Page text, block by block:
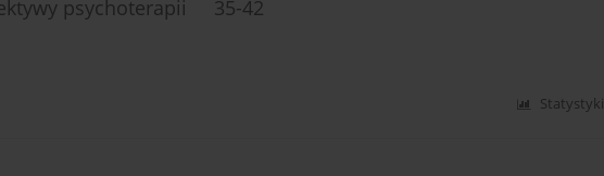
psychoterapii 35-42
Statystyki